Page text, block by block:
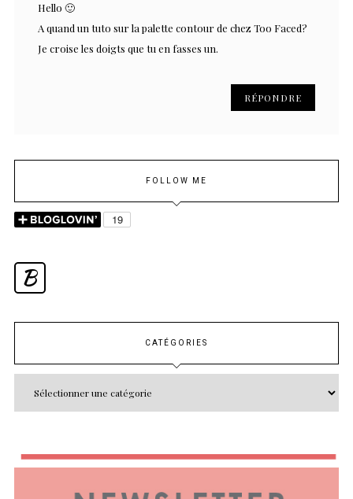
Hello 🙂
A quand un tuto sur la palette contour de chez Too Faced?
Je croise les doigts que tu en fasses un.
RÉPONDRE
FOLLOW ME
B
CATÉGORIES